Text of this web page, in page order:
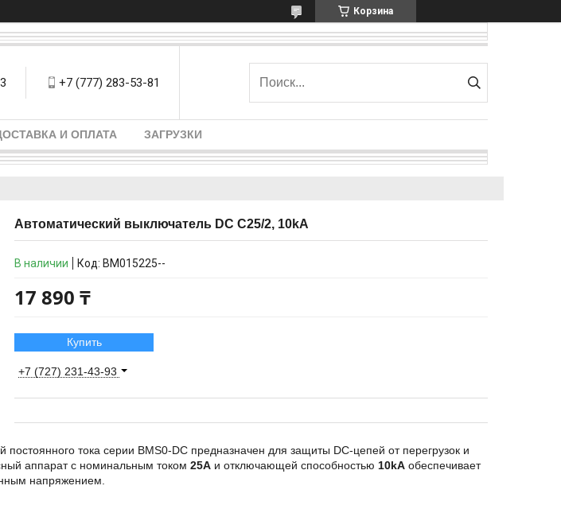
Корзина
+7 (777) 283-53-81
И ОПЛАТА ЗАГРУЗКИ
Автоматический выключатель DC C25/2, 10kA
В наличии Код: BM015225--
17 890 ₸
Купить
+7 (727) 231-43-93
постоянного тока серии BMS0-DC предназначен для защиты DC-цепей от перегрузок и
аппарат с номинальным током 25A и отключающей способностью 10kA обеспечивает
напряжением.